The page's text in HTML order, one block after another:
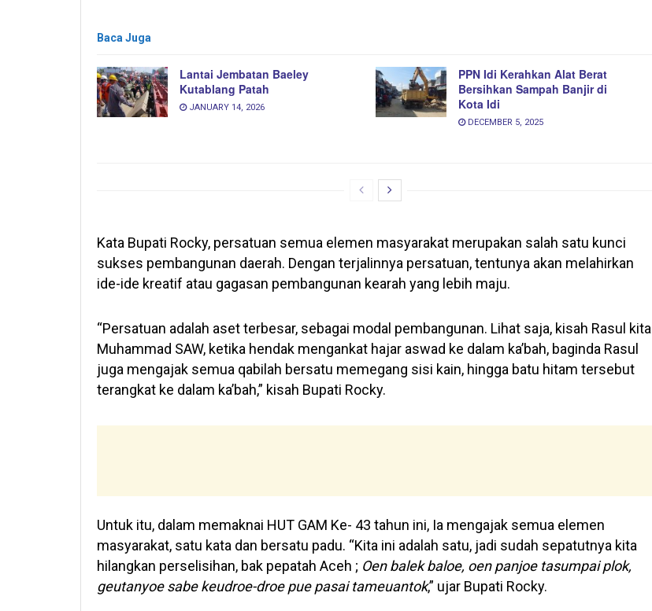
Baca Juga
Lantai Jembatan Baeley
Kutablang Patah
JANUARY 14, 2026
PPN Idi Kerahkan Alat Berat
Bersihkan Sampah Banjir di
Kota Idi
DECEMBER 5, 2025
Kata Bupati Rocky, persatuan semua elemen masyarakat merupakan salah satu kunci
sukses pembangunan daerah. Dengan terjalinnya persatuan, tentunya akan melahirkan
ide-ide kreatif atau gagasan pembangunan kearah yang lebih maju.
“Persatuan adalah aset terbesar, sebagai modal pembangunan. Lihat saja, kisah Rasul kita
Muhammad SAW, ketika hendak mengankat hajar aswad ke dalam ka’bah, baginda Rasul
juga mengajak semua qabilah bersatu memegang sisi kain, hingga batu hitam tersebut
terangkat ke dalam ka’bah,” kisah Bupati Rocky.
Untuk itu, dalam memaknai HUT GAM Ke- 43 tahun ini, Ia mengajak semua elemen
masyarakat, satu kata dan bersatu padu. “Kita ini adalah satu, jadi sudah sepatutnya kita
hilangkan perselisihan, bak pepatah Aceh ; Oen balek baloe, oen panjoe tasumpai plok,
geutanyoe sabe keudroe-droe pue pasai tameuantok,” ujar Bupati Rocky.